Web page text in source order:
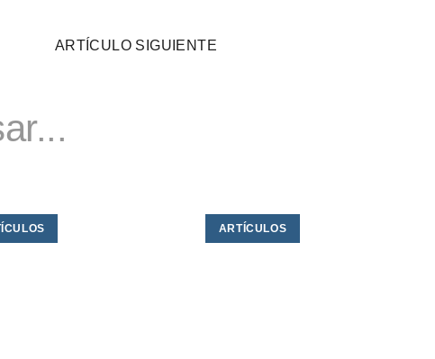
ARTÍCULO SIGUIENTE
ARTÍCULOS